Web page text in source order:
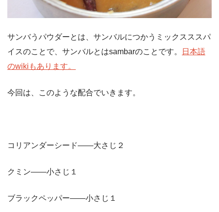
サンバうパウダーとは、サンバルにつかうミックスススパ
イスのことで、サンバルとはsambarのことです。
日本語
のwikiもあります。
今回は、このような配合でいきます。
コリアンダーシード——大さじ２
クミン——小さじ１
ブラックペッパー——小さじ１